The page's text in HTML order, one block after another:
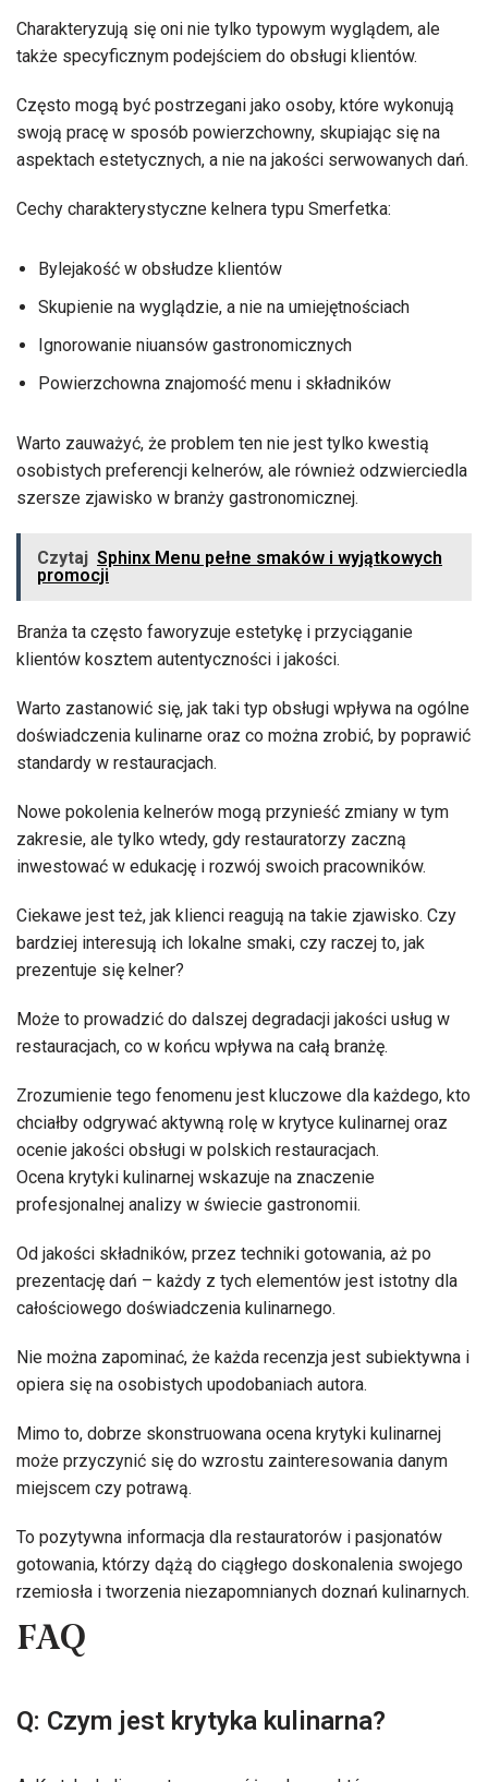
Charakteryzują się oni nie tylko typowym wyglądem, ale
także specyficznym podejściem do obsługi klientów.
Często mogą być postrzegani jako osoby, które wykonują
swoją pracę w sposób powierzchowny, skupiając się na
aspektach estetycznych, a nie na jakości serwowanych dań.
Cechy charakterystyczne kelnera typu Smerfetka:
Bylejakość w obsłudze klientów
Skupienie na wyglądzie, a nie na umiejętnościach
Ignorowanie niuansów gastronomicznych
Powierzchowna znajomość menu i składników
Warto zauważyć, że problem ten nie jest tylko kwestią
osobistych preferencji kelnerów, ale również odzwierciedla
szersze zjawisko w branży gastronomicznej.
Czytaj Sphinx Menu pełne smaków i wyjątkowych
promocji
Branża ta często faworyzuje estetykę i przyciąganie
klientów kosztem autentyczności i jakości.
Warto zastanowić się, jak taki typ obsługi wpływa na ogólne
doświadczenia kulinarne oraz co można zrobić, by poprawić
standardy w restauracjach.
Nowe pokolenia kelnerów mogą przynieść zmiany w tym
zakresie, ale tylko wtedy, gdy restauratorzy zaczną
inwestować w edukację i rozwój swoich pracowników.
Ciekawe jest też, jak klienci reagują na takie zjawisko. Czy
bardziej interesują ich lokalne smaki, czy raczej to, jak
prezentuje się kelner?
Może to prowadzić do dalszej degradacji jakości usług w
restauracjach, co w końcu wpływa na całą branżę.
Zrozumienie tego fenomenu jest kluczowe dla każdego, kto
chciałby odgrywać aktywną rolę w krytyce kulinarnej oraz
ocenie jakości obsługi w polskich restauracjach.
Ocena krytyki kulinarnej wskazuje na znaczenie
profesjonalnej analizy w świecie gastronomii.
Od jakości składników, przez techniki gotowania, aż po
prezentację dań – każdy z tych elementów jest istotny dla
całościowego doświadczenia kulinarnego.
Nie można zapominać, że każda recenzja jest subiektywna i
opiera się na osobistych upodobaniach autora.
Mimo to, dobrze skonstruowana ocena krytyki kulinarnej
może przyczynić się do wzrostu zainteresowania danym
miejscem czy potrawą.
To pozytywna informacja dla restauratorów i pasjonatów
gotowania, którzy dążą do ciągłego doskonalenia swojego
rzemiosła i tworzenia niezapomnianych doznań kulinarnych.
FAQ
Q: Czym jest krytyka kulinarna?